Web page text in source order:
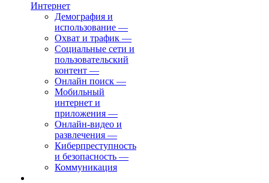
Интернет
Демография и
использование —
Охват и трафик —
Социальные сети и
пользовательский
контент —
Онлайн поиск —
Мобильный
интернет и
приложения —
Онлайн-видео и
развлечения —
Киберпреступность
и безопасность —
Коммуникация